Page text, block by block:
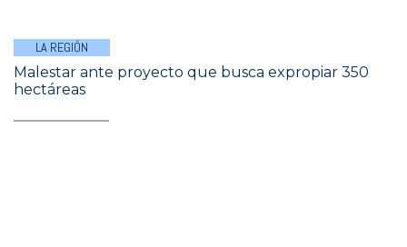
LA REGIÓN
Malestar ante proyecto que busca expropiar 350
hectáreas